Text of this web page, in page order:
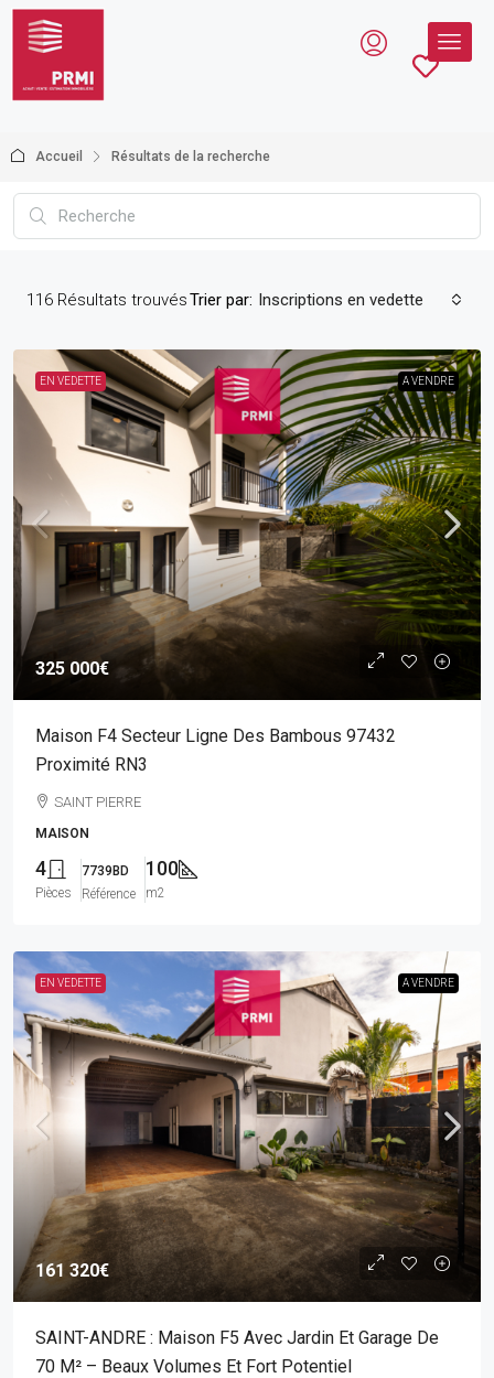
Accueil Résultats de la recherche
116 Résultats trouvésTrier par: Inscriptions en vedette
EN VEDETTE A VENDRE
325 000€
Maison F4 Secteur Ligne Des Bambous 97432
Proximité RN3
SAINT PIERRE
MAISON
4
Pièces
7739BD
Référence
100
m2
EN VEDETTE A VENDRE
161 320€
SAINT-ANDRE : Maison F5 Avec Jardin Et Garage De
70 M² – Beaux Volumes Et Fort Potentiel